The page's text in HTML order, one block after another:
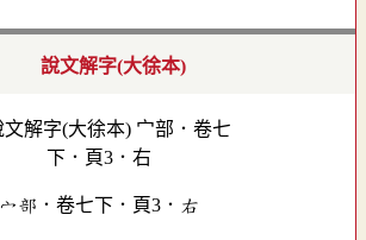
說文解字(大徐本)
宀部．卷七下．頁3．右